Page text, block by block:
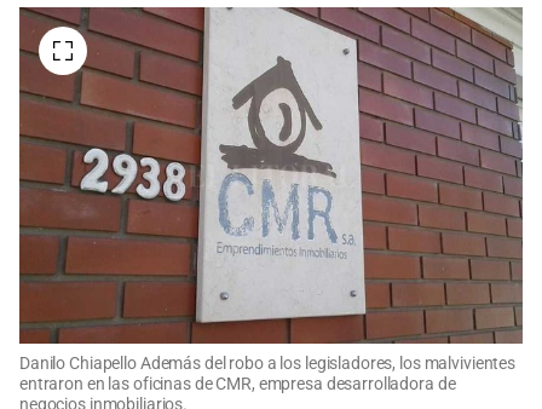
Danilo Chiapello Además del robo a los legisladores, los malvivientes
entraron en las oficinas de CMR, empresa desarrolladora de
negocios inmobiliarios.